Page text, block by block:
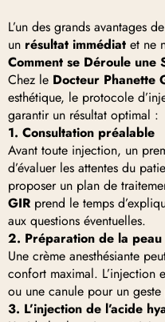
L’un des grands avantages
un résultat immédiat et ne
Comment se Déroule une
Chez le Docteur Phanette
esthétique, le protocole
garantir un résultat optimal :
1. Consultation préalable
Avant toute injection, un
d’évaluer les attentes du
proposer un plan de
GIR prend le temps
aux questions éventuelles.
2. Préparation de la peau
Une crème anesthésiante
confort maximal. L’injection
ou une canule pour un
3. L’injection de l’acide